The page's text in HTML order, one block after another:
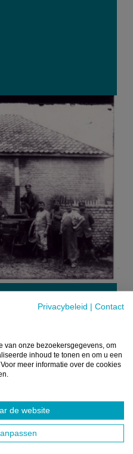
Privacybeleid | Contact
van onze bezoekersgegevens, om
inhoud te tonen en om u een
meer informatie over de cookies
de website
Wat kan
geschiedenis?
basisvoedsel de pan uit.
Yves Segers, die de
mogen de machthebbers